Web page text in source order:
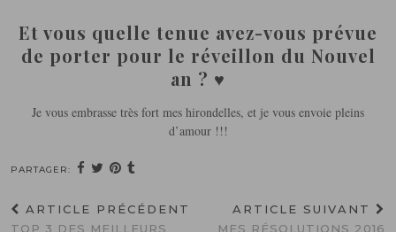
Et vous quelle tenue avez-vous prévue
de porter pour le réveillon du Nouvel
an ? ♥
Je vous embrasse très fort mes hirondelles, et je vous envoie pleins
d’amour !!!
PARTAGER:
ARTICLE PRÉCÉDENT
TOP 3 DES MEILLEURS
ARTICLE SUIVANT
MES RÉSOLUTIONS 2016